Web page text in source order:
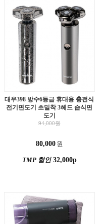
대우398 방수6등급 휴대용 충전식
전기면도기 초밀착 3헤드 습식면
도기
94,000원
80,000 원
TMP 할인32,000p